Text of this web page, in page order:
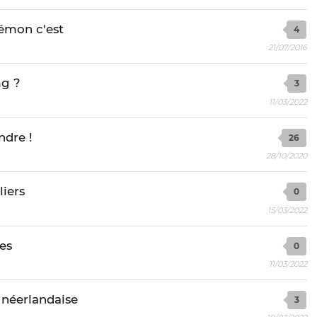
c'est 4
21/07/2016
? 3
11/03/2022
! 26
28/10/2020
0
15/03/2022
0
11/03/2022
3